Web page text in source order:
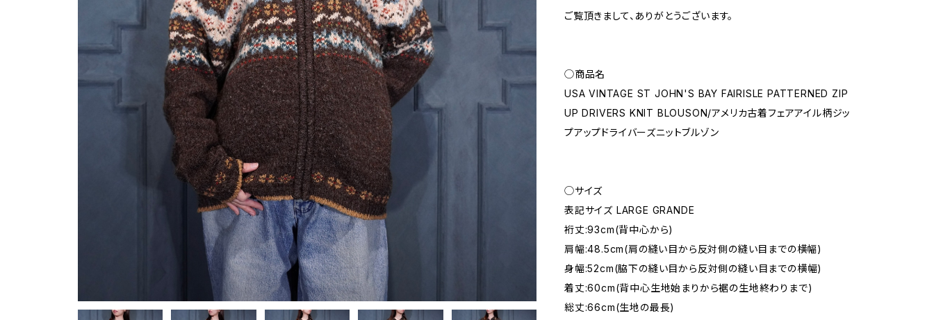
ご覧頂きまして、ありがとうございます。
◯商品名
USA VINTAGE ST JOHN'S BAY FAIRISLE PATTERNED ZIP
UP DRIVERS KNIT BLOUSON/アメリカ古着フェアアイル柄ジッ
プアップドライバーズニットブルゾン
◯サイズ
表記サイズ LARGE GRANDE
裄丈:93cm(背中心から)
肩幅:48.5cm(肩の縫い目から反対側の縫い目までの横幅)
身幅:52cm(脇下の縫い目から反対側の縫い目までの横幅)
着丈:60cm(背中心生地始まりから裾の生地終わりまで)
総丈:66cm(生地の最長)